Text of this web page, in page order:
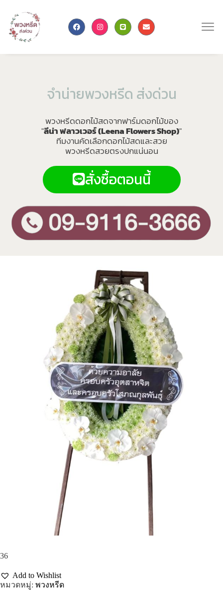
จำนายพวงหรด สงดวน
พวงหรีดดอกไม้สดจากฟาร์มดอกไม้ของ
"ลีน่า ฟลาวเวอร์ (Leena Flowers Shop)"
ทีมงานคัดเลือกดอกไม้สดและสวย
พวงหรีดสวยตรงปกแน่นอน
สั่งซื้อตอนนี้
36
Add to Wishlist
หมวดหมู่: พวงหรีด